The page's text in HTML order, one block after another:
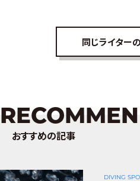
同じライター
おすすめの記事
DIVING